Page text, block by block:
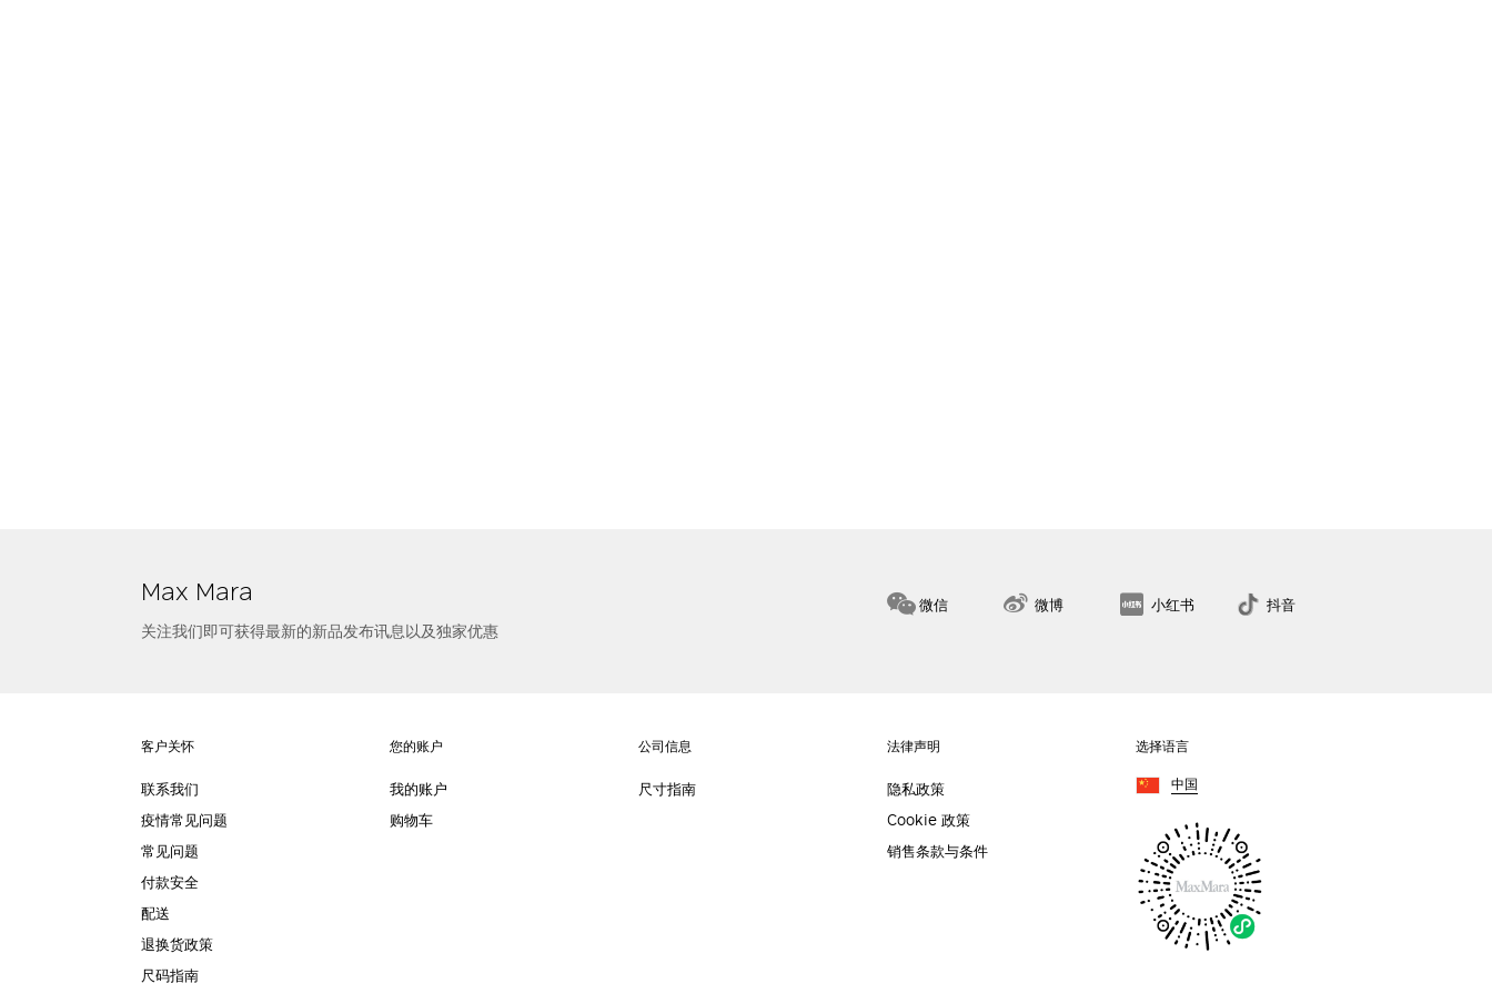
Max Mara
关注我们即可获得最新的新品发布讯息以及独家优惠
微信 微博 小红书 抖音
客户关怀
联系我们
疫情常见问题
常见问题
付款安全
配送
退换货政策
尺码指南
您的账户
我的账户
购物车
公司信息
尺寸指南
法律声明
隐私政策
Cookie 政策
销售条款与条件
选择语言
中国